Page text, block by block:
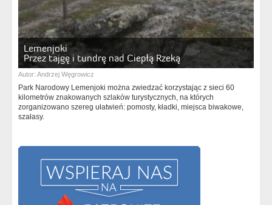
Lemenjoki
Przez tajgę i tundrę nad Ciepłą Rzeką
Autor: Andrzej Węgrowicz
Park Narodowy Lemenjoki można zwiedzać korzystając z sieci 60
kilometrów znakowanych szlaków turystycznych, na których
zorganizowano szereg ułatwień: pomosty, kładki, miejsca biwakowe,
szałasy.